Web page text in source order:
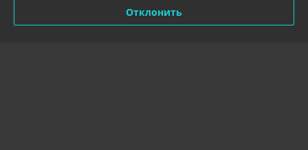
Сайт создан на платформе Deal.by
Отклонить